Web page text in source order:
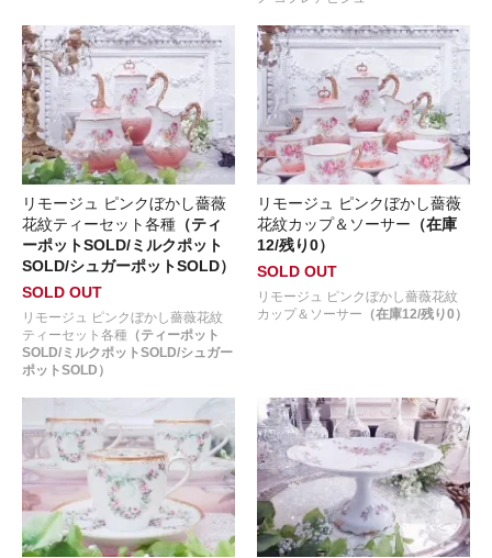
リモージュ ピンクぼかし薔薇
花紋ティーセット各種 （ティ
ーポットSOLD/ミルクポット
SOLD/シュガーポットSOLD）
SOLD OUT
リモージュ ピンクぼかし薔薇花紋
ティーセット各種 （ティーポット
SOLD/ミルクポットSOLD/シュガー
ポットSOLD）
リモージュ ピンクぼかし薔薇
花紋カップ＆ソーサー （在庫
12/残り0）
SOLD OUT
リモージュ ピンクぼかし薔薇花紋
カップ＆ソーサー （在庫12/残り0）